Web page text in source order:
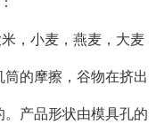
，小麦，燕麦，大麦
的摩擦，谷物在挤出
产品形状由模具孔的